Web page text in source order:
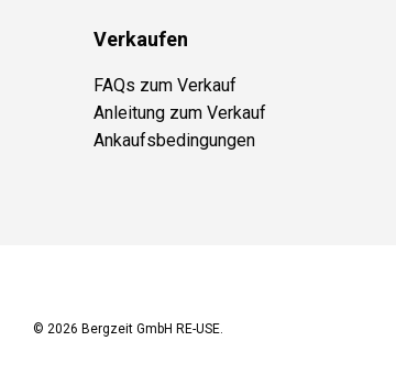
Verkaufen
FAQs zum Verkauf
Anleitung zum Verkauf
Ankaufsbedingungen
© 2026 Bergzeit GmbH RE-USE.